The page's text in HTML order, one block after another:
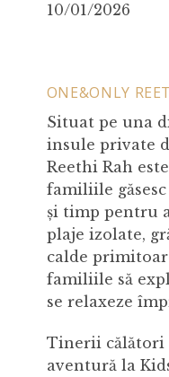
10/01/2026
ONE&ONLY
Situat pe una
insule private
Reethi Rah
familiile
și timp pentru
plaje izolate,
calde
familiile să
se relaxeze
Tinerii călători
aventură la